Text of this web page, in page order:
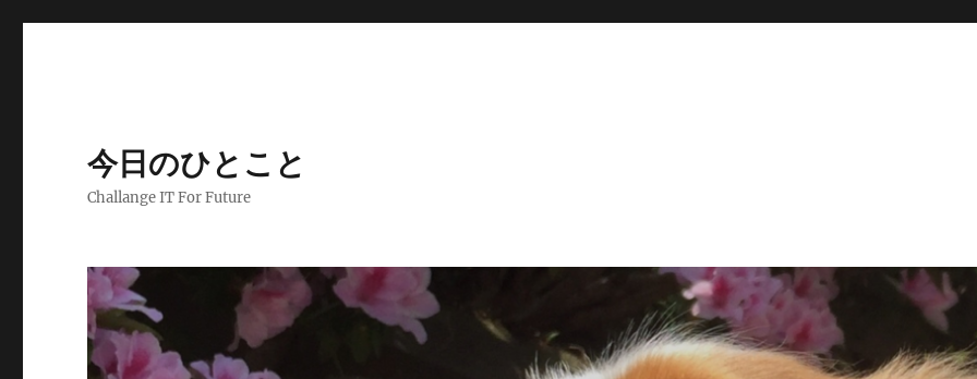
今日のひとこと
Challange IT For Future